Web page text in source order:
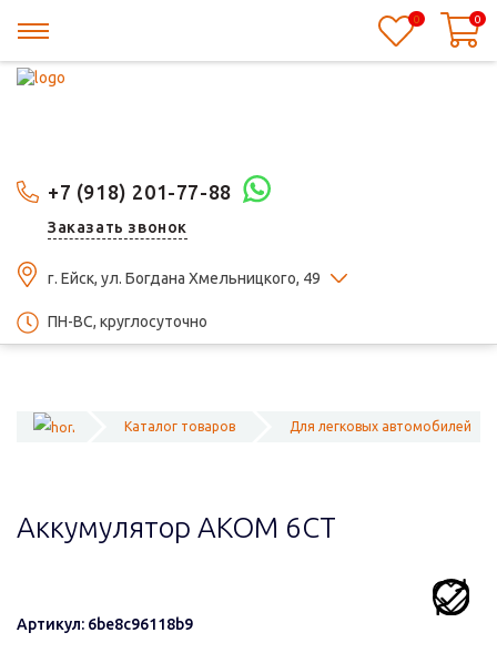
+7 (918) 201-77-88
Заказать звонок
г. Ейск, ул. Богдана Хмельницкого, 49
ПН-ВС, круглосуточно
0 0
Каталог товаров Для легковых автомобилей
Аккумулятор AКОМ 6СТ
Артикул: 6be8c96118b9